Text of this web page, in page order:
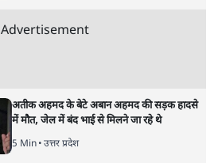
Advertisement
अतीक अहमद के बेटे अबान अहमद की सड़क हादसे
में मौत, जेल में बंद भाई से मिलने जा रहे थे
5 Min• उत्तर प्रदेश